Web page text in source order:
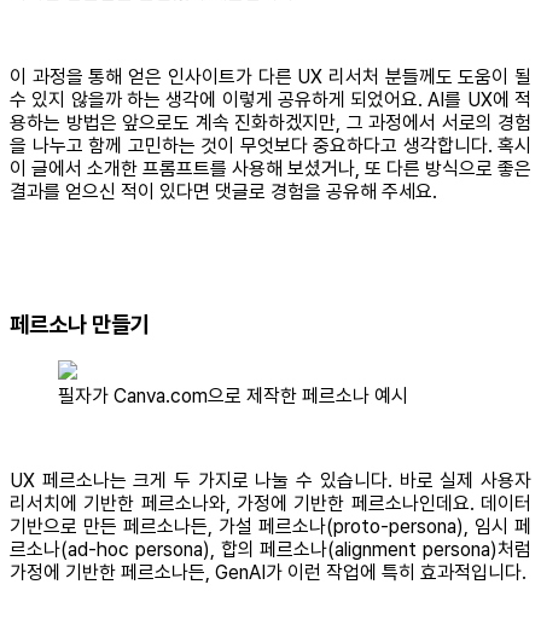
이 과정을 통해 얻은 인사이트가 다른 UX 리서처 분들께도 도움이 될
수 있지 않을까 하는 생각에 이렇게 공유하게 되었어요. AI를 UX에 적
용하는 방법은 앞으로도 계속 진화하겠지만, 그 과정에서 서로의 경험
을 나누고 함께 고민하는 것이 무엇보다 중요하다고 생각합니다. 혹시
이 글에서 소개한 프롬프트를 사용해 보셨거나, 또 다른 방식으로 좋은
결과를 얻으신 적이 있다면 댓글로 경험을 공유해 주세요.
페르소나 만들기
필자가 Canva.com으로 제작한 페르소나 예시
UX 페르소나는 크게 두 가지로 나눌 수 있습니다. 바로 실제 사용자
리서치에 기반한 페르소나와, 가정에 기반한 페르소나인데요. 데이터
기반으로 만든 페르소나든, 가설 페르소나(proto-persona), 임시 페
르소나(ad-hoc persona), 합의 페르소나(alignment persona)처럼
가정에 기반한 페르소나든, GenAI가 이런 작업에 특히 효과적입니다.